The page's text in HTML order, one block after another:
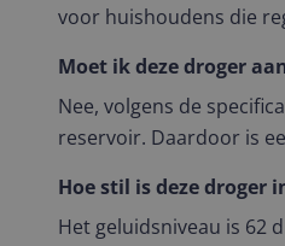
voor huishoudens die
Moet ik deze droger
Nee, volgens de
reservoir. Daardoor is
Hoe stil is deze droger
Het geluidsniveau is 62